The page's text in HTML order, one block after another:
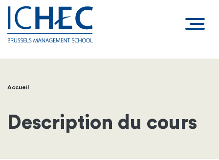
Fil
d'Ariane
Accueil
Description du cours